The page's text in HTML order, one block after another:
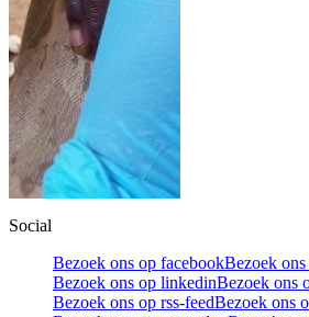
Social
Bezoek ons op facebookBezoek
Bezoek ons op linkedinBezoek ons
Bezoek ons op rss-feedBezoek ons